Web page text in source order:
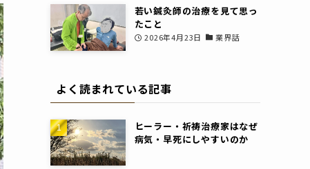
若い鍼灸師の治療を見て思っ
たこと
2026年4月23日 業界話
よく読まれている記事
ヒーラー・祈祷治療家はなぜ
病気・早死にしやすいのか